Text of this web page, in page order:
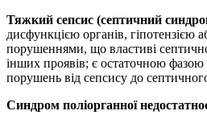
Тяжкий сепсис (септичний
дисфункцією органів, гіпотензією
порушеннями, що властиві
інших проявів; є остаточною фазою
порушень від сепсису до
Синдром поліорганної